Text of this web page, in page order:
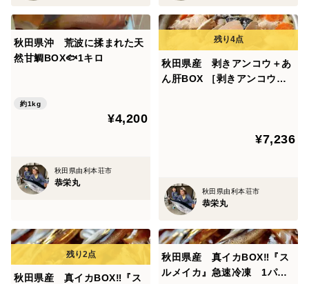
秋田県沖 荒波に揉まれた天
然甘鯛BOX🐟1キロ
約1kg
¥4,200
秋田県由利本荘市
恭栄丸
秋田県産 剥きアンコウ＋あ
ん肝BOX ［剥きアンコウ急
¥7,236
秋田県由利本荘市
恭栄丸
秋田県産 真イカBOX‼️『ス
秋田県産 真イカBOX‼️『ス
ルメイカ』急速冷凍 1パッ